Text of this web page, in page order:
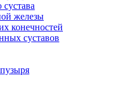
железы
конечностей
суставов